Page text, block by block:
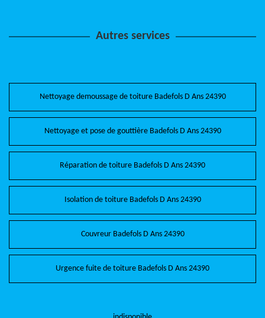
Autres services
Nettoyage demoussage de toiture Badefols D Ans 24390
Nettoyage et pose de gouttière Badefols D Ans 24390
Réparation de toiture Badefols D Ans 24390
Isolation de toiture Badefols D Ans 24390
Couvreur Badefols D Ans 24390
Urgence fuite de toiture Badefols D Ans 24390